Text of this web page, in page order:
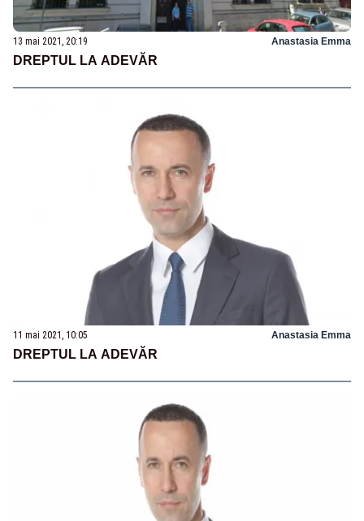
13 mai 2021, 20:19 Anastasia Emma
DREPTUL LA ADEVĂR
11 mai 2021, 10:05 Anastasia Emma
DREPTUL LA ADEVĂR